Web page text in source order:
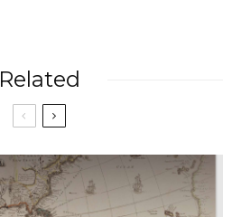
Related